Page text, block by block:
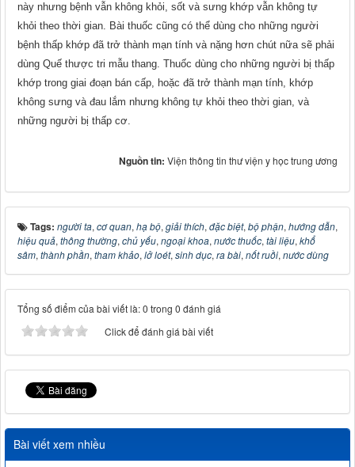
này nhưng bệnh vẫn không khỏi, sốt và sưng khớp vẫn không tự
khỏi theo thời gian. Bài thuốc cũng có thể dùng cho những người
bệnh thấp khớp đã trở thành mạn tính và nặng hơn chút nữa sẽ phải
dùng Quế thược tri mẫu thang. Thuốc dùng cho những người bị thấp
khớp trong giai đoạn bán cấp, hoặc đã trở thành mạn tính, khớp
không sưng và đau lắm nhưng không tự khỏi theo thời gian, và
những người bị thấp cơ.
Nguồn tin: Viện thông tin thư viện y học trung ương
Tags: người ta, cơ quan, hạ bộ, giải thích, đặc biệt, bộ phận, hướng dẫn,
hiệu quả, thông thường, chủ yếu, ngoại khoa, nước thuốc, tài liệu, khổ
sâm, thành phần, tham khảo, lở loét, sinh dục, ra bài, nốt ruồi, nước dùng
Tổng số điểm của bài viết là: 0 trong 0 đánh giá
Click để đánh giá bài viết
Bài viết xem nhiều